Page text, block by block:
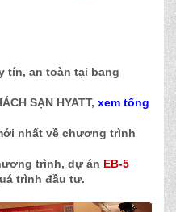
tín, an toàn tại bang
SẠN HYATT, xem tổng
nhất về chương trình
trình, dự án EB-5
trình đầu tư.